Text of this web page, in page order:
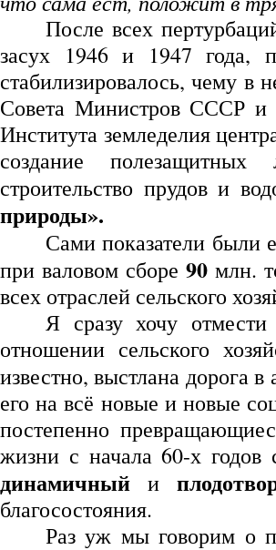
После всех
засух 1946 и 1947 года,
стабилизировалось, чему в
Совета Министров СССР
Института земледелия
создание полезащитных
строительство прудов и
природы».
Сами показатели были
при валовом сборе 90млн.
всех отраслей сельского
Я сразу хочу
отношении сельского
известно, выстлана
его на всё новые и новые
постепенно
жизни с начала 60-х годов
динамичный и
благосостояния.
Раз уж мы говорим о